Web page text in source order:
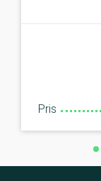
Pris